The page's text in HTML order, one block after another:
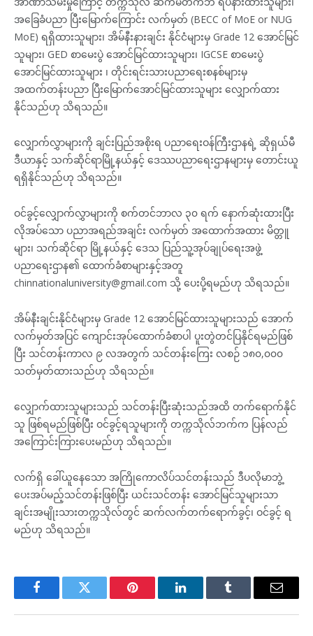
အခြေခံပညာ ပြီးမြောက်ကြောင်း လက်မှတ် (BECC of MoE or NUG
MoE) ရရှိထားသူများ၊ အိမ်နီးနားချင်း နိုင်ငံများမှ Grade 12 အောင်မြင်
သူများ၊ GED စာမေးပွဲ အောင်မြင်ထားသူများ၊ IGCSE စာမေးပွဲ
အောင်မြင်ထားသူများ ၊ တိုင်းရင်းသားပညာရေးစနစ်များမှ
အထက်တန်းပညာ ပြီးမြောက်အောင်မြင်ထားသူများ လျှောက်ထား
နိုင်သည်ဟု သိရသည်။
လျှောက်လွှာများကို ချင်းပြည်အစိုးရ ပညာရေးဝန်ကြီးဌာနရဲ့ ဆိုရှယ်မီ
ဒီယာနှင့် သက်ဆိုင်ရာမြို့နယ်နှင့် ဒေဿပညာရေးဌာနများမှ တောင်းယူ
ရရှိနိုင်သည်ဟု သိရသည်။
ဝင်ခွင့်လျှောက်လွှာများကို စက်တင်ဘာလ ၃၀ ရက် နောက်ဆုံးထားပြီး
လိုအပ်သော ပညာအရည်အချင်း လက်မှတ် အထောက်အထား မိတ္တူ
များ၊ သက်ဆိုင်ရာ မြို့နယ်နှင့် ဒေသ ပြည်သူ့အုပ်ချုပ်ရေးအဖွဲ့
ပညာရေးဌာန၏ ထောက်ခံစာများနှင့်အတူ
chinnationaluniversity@gmail.com သို့ ပေးပို့ရမည်ဟု သိရသည်။
အိမ်နီးချင်းနိုင်ငံများမှ Grade 12 အောင်မြင်ထားသူများသည် အောက်
လက်မှတ်အပြင် ကျောင်းအုပ်ထောက်ခံစာပါ ပူးတွဲတင်ပြနိုင်ရမည်ဖြစ်
ပြီး သင်တန်းကာလ ၉ လအတွက် သင်တန်းကြေး လစဉ် ၁၈၀,၀၀၀
သတ်မှတ်ထားသည်ဟု သိရသည်။
လျှောက်ထားသူများသည် သင်တန်းပြီးဆုံးသည်အထိ တက်ရောက်နိုင်
သူ ဖြစ်ရမည်ဖြစ်ပြီး ဝင်ခွင့်ရသူများကို တက္ကသိုလ်ဘက်က ပြန်လည်
အကြောင်းကြားပေးမည်ဟု သိရသည်။
လက်ရှိ ခေါ်ယူနေသော အကြိုကောလိပ်သင်တန်းသည် ဒီပလိုမာဘွဲ့
ပေးအပ်မည့်သင်တန်းဖြစ်ပြီး ယင်းသင်တန်း အောင်မြင်သူများသာ
ချင်းအမျိုးသားတက္ကသိုလ်တွင် ဆက်လက်တက်ရောက်ခွင့်၊ ဝင်ခွင့် ရ
မည်ဟု သိရသည်။
FacebookTwitter Pinterest LinkedInTumblr Email